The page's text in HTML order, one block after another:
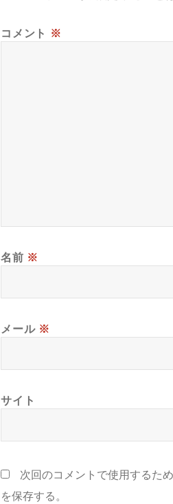
コメント ※
名前 ※
メール ※
サイト
次回のコメントで使用するた
を保存する。